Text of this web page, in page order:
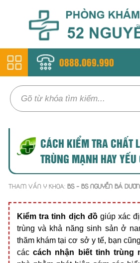
0888.069.990
CÁCH KIỂM TRA CHẤT
TRÙNG MẠNH HAY
THAM VẤN Y KHOA: BS - BS NGUYỄN BÁ
Kiểm tra tinh dịch đồgiúp xác
trùng và khả năng sinh sản ở
thăm khám tại cơ sở y tế, bạn
cáccách nhận biết tinh trùng